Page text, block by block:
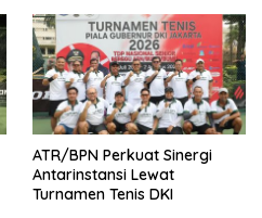
ATR/BPN Perkuat Sinergi
Antarinstansi Lewat
Turnamen Tenis DKI